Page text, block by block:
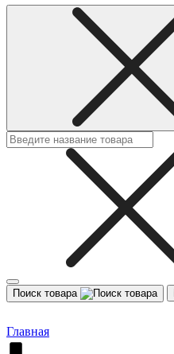
Поиск товара
Главная